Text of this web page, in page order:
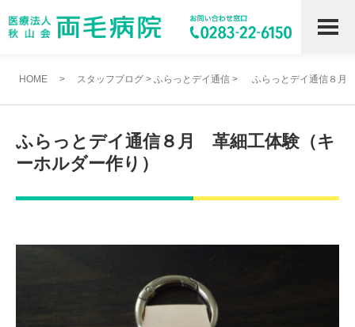
HOME > スタッフブログ > ふらっとデイ通信 > ふらっとデイ通信８月
ふらっとデイ通信８月 革細工体験（キ
ーホルダー作り）